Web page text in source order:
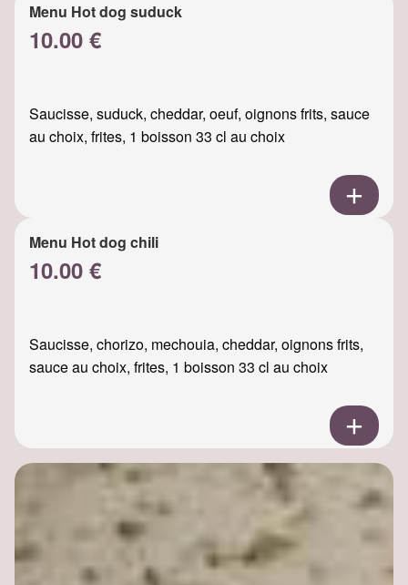
Menu Hot dog suduck
10.00 €
Saucisse, suduck, cheddar, oeuf, oignons frits, sauce
au choix, frites, 1 boisson 33 cl au choix
Menu Hot dog chili
10.00 €
Saucisse, chorizo, mechouia, cheddar, oignons frits,
sauce au choix, frites, 1 boisson 33 cl au choix